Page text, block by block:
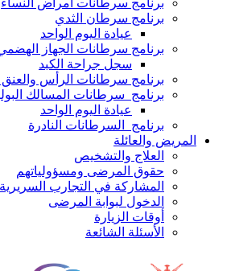
برنامج سرطانات أمراض النساء
برنامج سرطان الثدي
عيادة اليوم الواحد
برنامج سرطانات الجهاز
سجل جراحة الكبد
برنامج سرطانات الرأس
برنامج سرطانات المسالك
عيادة اليوم الواحد
برنامج السرطانات النادرة
المريض والعائلة
العلاج والتشخيص
حقوق المرضى ومسؤولياتهم
المشاركة في التجارب السريرية
الدخول لبوابة المرضى
أوقات الزيارة
الأسئلة الشائعة